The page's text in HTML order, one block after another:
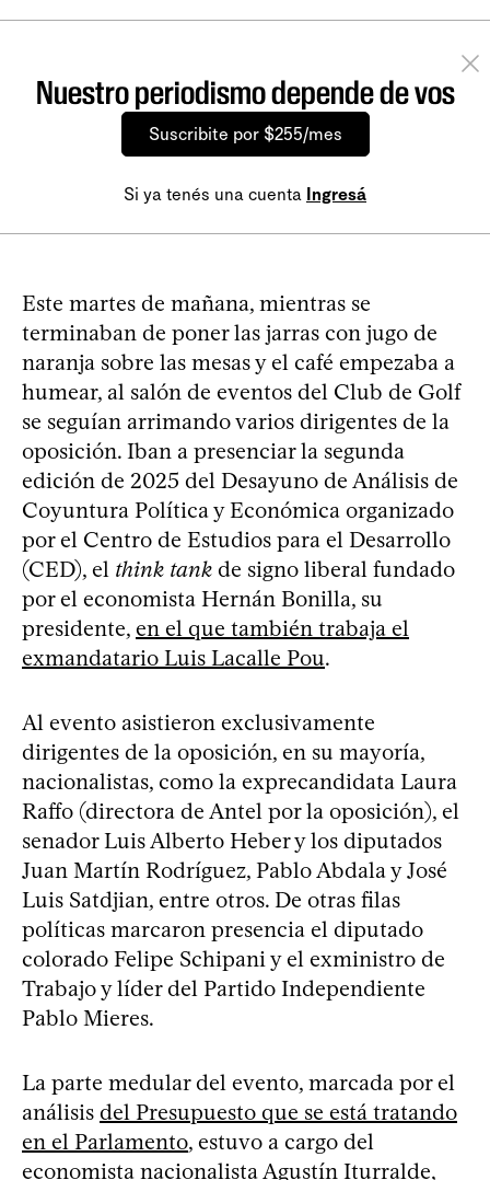
Nuestro periodismo depende de vos
Suscribite por $255/mes
Si ya tenés una cuenta Ingresá
Este martes de mañana, mientras se
terminaban de poner las jarras con jugo de
naranja sobre las mesas y el café empezaba a
humear, al salón de eventos del Club de Golf
se seguían arrimando varios dirigentes de la
oposición. Iban a presenciar la segunda
edición de 2025 del Desayuno de Análisis de
Coyuntura Política y Económica organizado
por el Centro de Estudios para el Desarrollo
(CED), el think tank de signo liberal fundado
por el economista Hernán Bonilla, su
presidente, en el que también trabaja el
exmandatario Luis Lacalle Pou.
Al evento asistieron exclusivamente
dirigentes de la oposición, en su mayoría,
nacionalistas, como la exprecandidata Laura
Raffo (directora de Antel por la oposición), el
senador Luis Alberto Heber y los diputados
Juan Martín Rodríguez, Pablo Abdala y José
Luis Satdjian, entre otros. De otras filas
políticas marcaron presencia el diputado
colorado Felipe Schipani y el exministro de
Trabajo y líder del Partido Independiente
Pablo Mieres.
La parte medular del evento, marcada por el
análisis del Presupuesto que se está tratando
en el Parlamento, estuvo a cargo del
economista nacionalista Agustín Iturralde,